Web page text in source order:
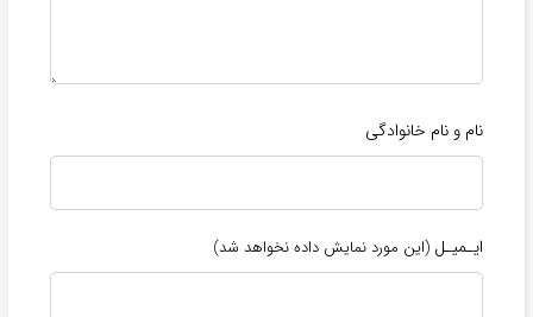
نام و نام خانوادگی
ایـمیـل (این مورد نمایش داده نخواهد شد)